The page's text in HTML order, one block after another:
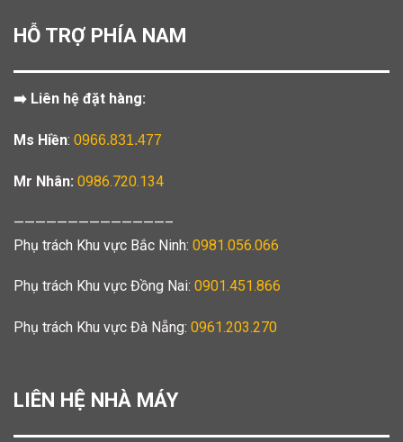
HỖ TRỢ PHÍA NAM
➡️ Liên hệ đặt hàng:
Ms Hiền: 0966.831.477
Mr Nhân: 0986.720.134
——————————————–
Phụ trách Khu vực Bắc Ninh: 0981.056.066
Phụ trách Khu vực Đồng Nai: 0901.451.866
Phụ trách Khu vực Đà Nẵng: 0961.203.270
LIÊN HỆ NHÀ MÁY